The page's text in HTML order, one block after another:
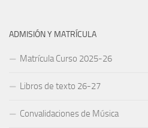
ADMISIÓN Y MATRÍCULA
Matrícula Curso 2025-26
Libros de texto 26-27
Convalidaciones de Música